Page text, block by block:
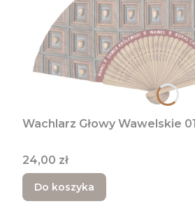
Wachlarz Głowy Wawelskie 01
Cena
24,00 zł
Do koszyka